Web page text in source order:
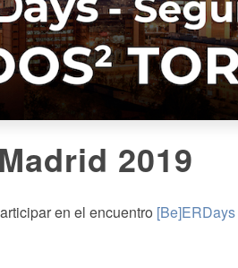
2019
en el encuentro [Be]ERDays